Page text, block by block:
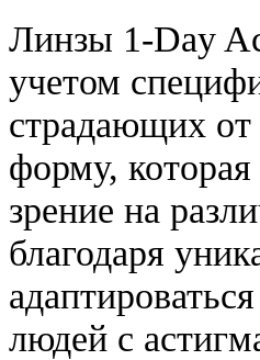
Линзы 1-Day
учетом
страдающих
форму, которая
зрение на
благодаря
людей с